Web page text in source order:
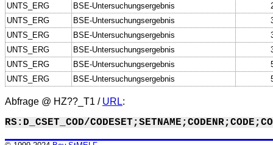
UNTS_ERG
BSE-Untersuchungsergebnis
UNTS_ERG
BSE-Untersuchungsergebnis
UNTS_ERG
BSE-Untersuchungsergebnis
UNTS_ERG
BSE-Untersuchungsergebnis
UNTS_ERG
BSE-Untersuchungsergebnis
UNTS_ERG
BSE-Untersuchungsergebnis
Abfrage @ HZ??_T1 / URL:
RS:D_CSET_COD/